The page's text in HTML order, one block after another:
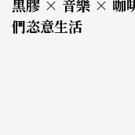
黑膠 × 音樂 × 咖
們恣意生活